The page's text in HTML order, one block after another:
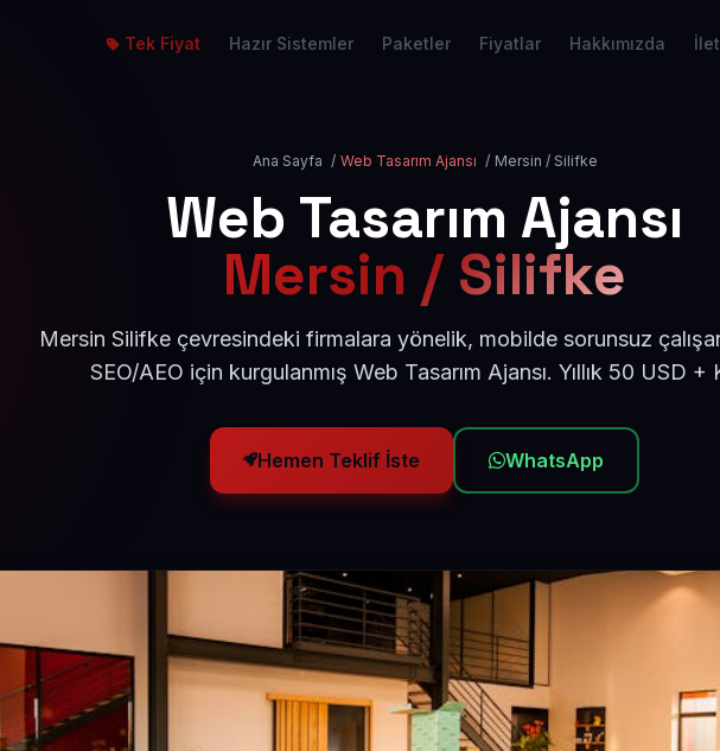
Tek Fiyat Hazır Sistemler Paketler Fiyatlar Hakkımızda
Ana Sayfa / Web Tasarım Ajansı / Mersin / Silifke
Web Tasarım Ajansı
Mersin / Silifke
Mersin Silifke çevresindeki firmalara yönelik, mobilde sorunsuz
SEO/AEO için kurgulanmış Web Tasarım Ajansı. Yıllık 50 USD +
Hemen Teklif İste WhatsApp